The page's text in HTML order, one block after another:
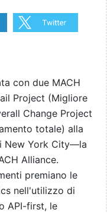
con due MACH
Project (Migliore
Change Project
totale) alla
New York City—la
Alliance.
premiano le
nell'utilizzo di
API-first, le